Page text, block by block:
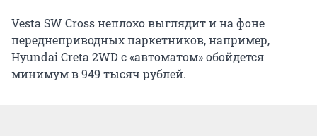
Vesta SW Cross неплохо выглядит и на фоне
переднеприводных паркетников, например,
Hyundai Creta 2WD с «автоматом» обойдется
минимум в 949 тысяч рублей.